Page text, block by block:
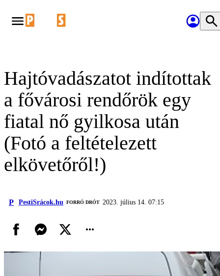
Hajtóvadászatot indítottak
a fővárosi rendőrök egy
fiatal nő gyilkosa után
(Fotó a feltételezett
elkövetőről!)
P PestiSrácok.hu FORRÓ DRÓT 2023. július 14. 07:15